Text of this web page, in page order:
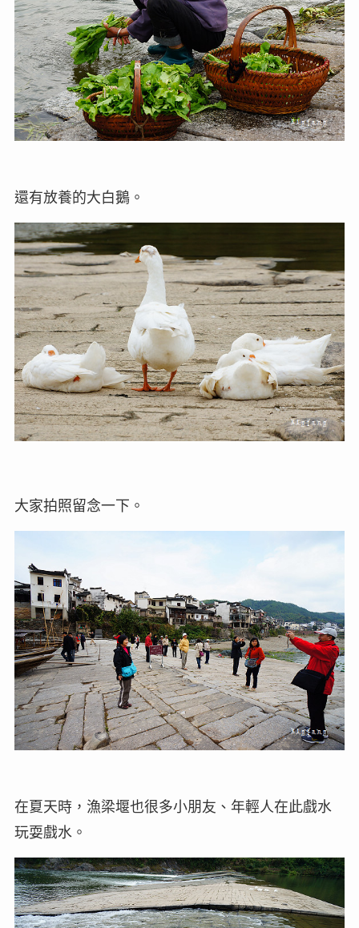
還有放養的大白鵝。
大家拍照留念一下。
在夏天時，漁梁堰也很多小朋友、年輕人在此戲水
玩耍戲水。